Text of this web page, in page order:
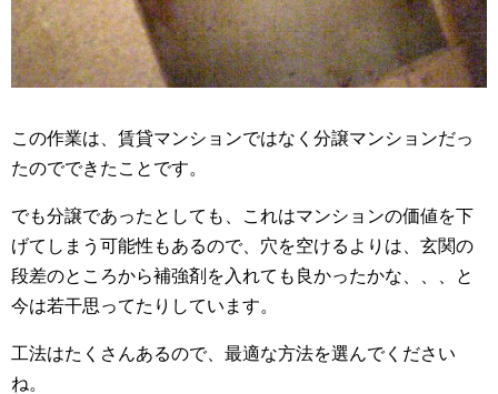
この作業は、賃貸マンションではなく分譲マンションだっ
たのでできたことです。
でも分譲であったとしても、これはマンションの価値を下
げてしまう可能性もあるので、穴を空けるよりは、玄関の
段差のところから補強剤を入れても良かったかな、、、と
今は若干思ってたりしています。
工法はたくさんあるので、最適な方法を選んでください
ね。